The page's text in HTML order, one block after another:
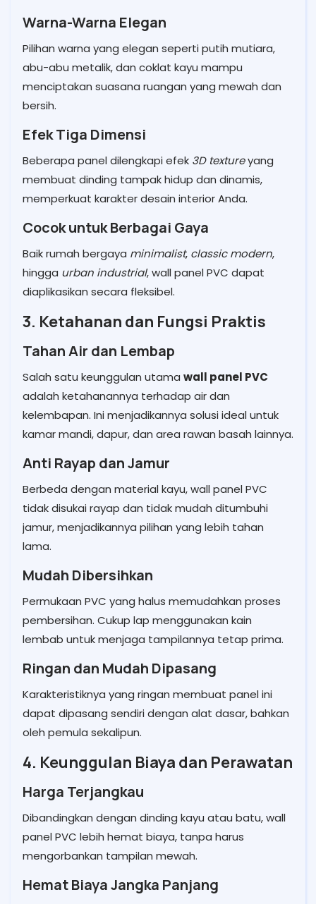
Warna-Warna Elegan
Pilihan warna yang elegan seperti putih mutiara,
abu-abu metalik, dan coklat kayu mampu
menciptakan suasana ruangan yang mewah dan
bersih.
Efek Tiga Dimensi
Beberapa panel dilengkapi efek 3D textureyang
membuat dinding tampak hidup dan dinamis,
memperkuat karakter desain interior Anda.
Cocok untuk Berbagai Gaya
Baik rumah bergaya minimalist, classic modern,
hingga urban industrial, wall panel PVC dapat
diaplikasikan secara fleksibel.
3. Ketahanan dan Fungsi Praktis
Tahan Air dan Lembap
Salah satu keunggulan utama wall panel PVC
adalah ketahanannya terhadap air dan
kelembapan. Ini menjadikannya solusi ideal untuk
kamar mandi, dapur, dan area rawan basah lainnya.
Anti Rayap dan Jamur
Berbeda dengan material kayu, wall panel PVC
tidak disukai rayap dan tidak mudah ditumbuhi
jamur, menjadikannya pilihan yang lebih tahan
lama.
Mudah Dibersihkan
Permukaan PVC yang halus memudahkan proses
pembersihan. Cukup lap menggunakan kain
lembab untuk menjaga tampilannya tetap prima.
Ringan dan Mudah Dipasang
Karakteristiknya yang ringan membuat panel ini
dapat dipasang sendiri dengan alat dasar, bahkan
oleh pemula sekalipun.
4. Keunggulan Biaya dan Perawatan
Harga Terjangkau
Dibandingkan dengan dinding kayu atau batu, wall
panel PVC lebih hemat biaya, tanpa harus
mengorbankan tampilan mewah.
Hemat Biaya Jangka Panjang